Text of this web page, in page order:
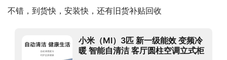
不错，到货快，安装快，还有旧货补贴回收
小米（MI）3匹 新一级能效 变频冷
暖 智能自清洁 客厅圆柱空调立式柜